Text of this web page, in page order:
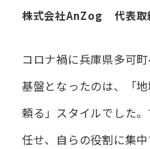
株式会社AnZog 代表取
コロナ禍に​兵庫県多可
基盤となったのは、
「
頼る」スタイルでした。
任せ、​自らの​役割に​集中